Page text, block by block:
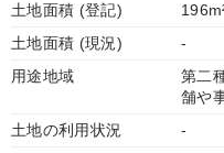
土地面積 (登記)
土地面積 (現況)
-
用途地域
第二
舗や
土地の利用状況
-